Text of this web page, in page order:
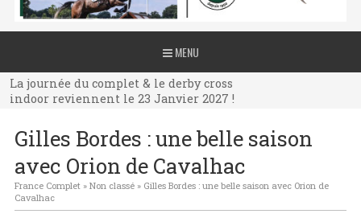
MENU
La journée du complet & le derby cross
indoor reviennent le 23 Janvier 2027 !
La journée du complet & le derby cross
indoor reviennent le 23 Janvier 2027 !
indoor reviennent le 23 Janvier 2027 !
Gilles Bordes : une belle saison
avec Orion de Cavalhac
France Complet» Non classé» Gilles Bordes : une belle saison avec Orion de
Cavalhac